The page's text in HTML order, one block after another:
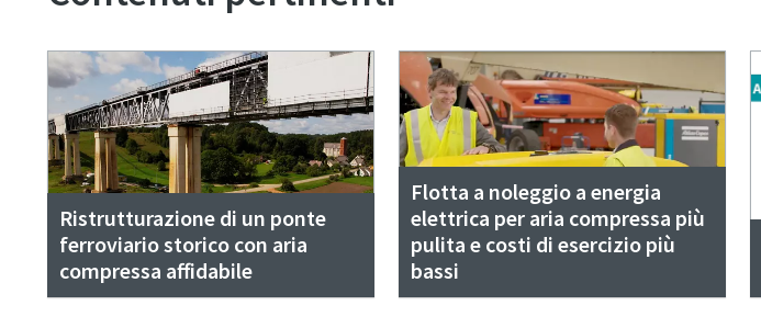
Ristrutturazione di un ponte
ferroviario storico con aria
compressa affidabile
Flotta a noleggio a energia
elettrica per aria compressa più
pulita e costi di esercizio più
bassi